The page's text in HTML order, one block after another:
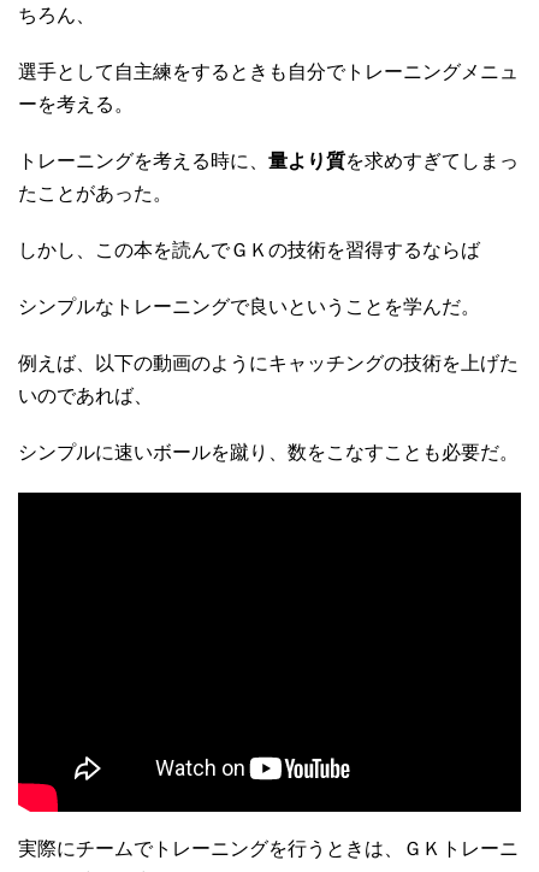
ちろん、
選手として自主練をするときも自分でトレーニングメニュ
ーを考える。
トレーニングを考える時に、 量より質を求めすぎてしまっ
たことがあった。
しかし、この本を読んでＧＫの技術を習得するならば
シンプルなトレーニングで良いということを学んだ。
例えば、以下の動画のようにキャッチングの技術を上げた
いのであれば、
シンプルに速いボールを蹴り、数をこなすことも必要だ。
実際にチームでトレーニングを行うときは、ＧＫトレーニ